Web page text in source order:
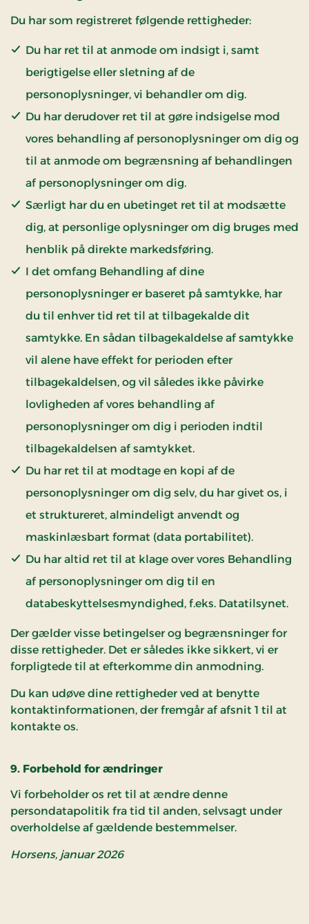
Du har som registreret følgende rettigheder:
Du har ret til at anmode om indsigt i, samt
berigtigelse eller sletning af de
personoplysninger, vi behandler om dig.
Du har derudover ret til at gøre indsigelse mod
vores behandling af personoplysninger om dig og
til at anmode om begrænsning af behandlingen
af personoplysninger om dig.
Særligt har du en ubetinget ret til at modsætte
dig, at personlige oplysninger om dig bruges med
henblik på direkte markedsføring.
I det omfang Behandling af dine
personoplysninger er baseret på samtykke, har
du til enhver tid ret til at tilbagekalde dit
samtykke. En sådan tilbagekaldelse af samtykke
vil alene have effekt for perioden efter
tilbagekaldelsen, og vil således ikke påvirke
lovligheden af vores behandling af
personoplysninger om dig i perioden indtil
tilbagekaldelsen af samtykket.
Du har ret til at modtage en kopi af de
personoplysninger om dig selv, du har givet os, i
et struktureret, almindeligt anvendt og
maskinlæsbart format (data portabilitet).
Du har altid ret til at klage over vores Behandling
af personoplysninger om dig til en
databeskyttelsesmyndighed, f.eks. Datatilsynet.
Der gælder visse betingelser og begrænsninger for
disse rettigheder. Det er således ikke sikkert, vi er
forpligtede til at efterkomme din anmodning.
Du kan udøve dine rettigheder ved at benytte
kontaktinformationen, der fremgår af afsnit 1 til at
kontakte os.
9. Forbehold for ændringer
Vi forbeholder os ret til at ændre denne
persondatapolitik fra tid til anden, selvsagt under
overholdelse af gældende bestemmelser.
Horsens, januar2026